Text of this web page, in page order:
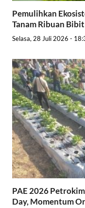
Pemulihkan
Tanam Ribuan
Selasa, 28 Juli 2026 -
PAE 2026
Day, Momentum